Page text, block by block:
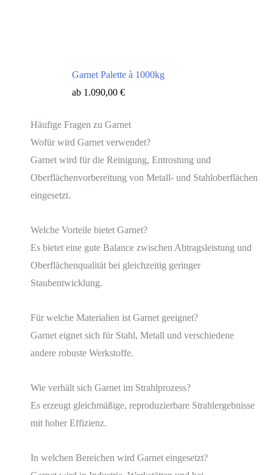
Garnet Palette à 1000kg
ab 1.090,00 €
Häufige Fragen zu Garnet
Wofür wird Garnet verwendet?
Garnet wird für die Reinigung, Entrostung und
Oberflächenvorbereitung von Metall- und Stahloberflächen
eingesetzt.
Welche Vorteile bietet Garnet?
Es bietet eine gute Balance zwischen Abtragsleistung und
Oberflächenqualität bei gleichzeitig geringer
Staubentwicklung.
Für welche Materialien ist Garnet geeignet?
Garnet eignet sich für Stahl, Metall und verschiedene
andere robuste Werkstoffe.
Wie verhält sich Garnet im Strahlprozess?
Es erzeugt gleichmäßige, reproduzierbare Strahlergebnisse
mit hoher Effizienz.
In welchen Bereichen wird Garnet eingesetzt?